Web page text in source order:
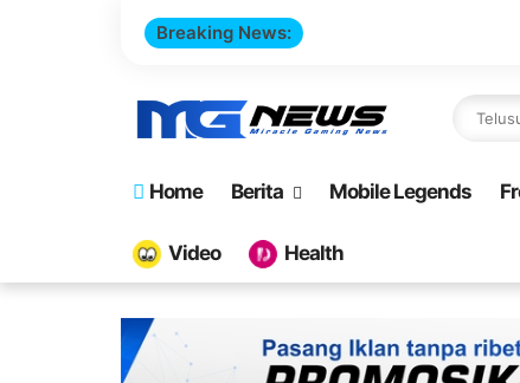
Breaking News: Cara
Home Berita Mobile Legends
Video Health